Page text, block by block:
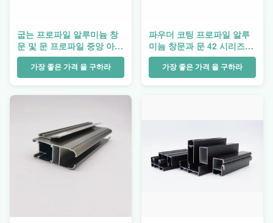
굽는 프로파일 알루미늄 창
문 및 문 프로파일 중앙 아메
리카
가장 좋은 가격 을 구하라
파우더 코팅 프로파일 알루
미늄 창문과 문 42 시리즈에
서 포션에서 제작 페루에 볼
리비아 칠레 6000 시리즈 등
급
가장 좋은 가격 을 구하라